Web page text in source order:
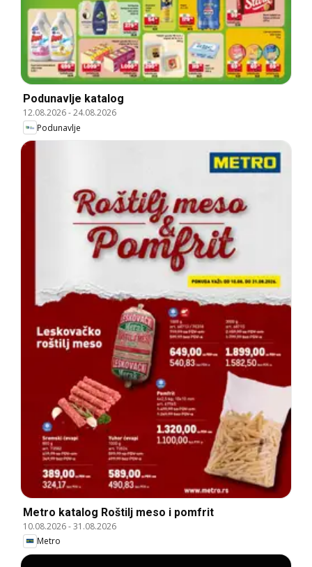
Podunavlje katalog
12.08.2026-24.08.2026
Podunavlje
Metro katalog Roštilj meso i pomfrit
10.08.2026-31.08.2026
Metro